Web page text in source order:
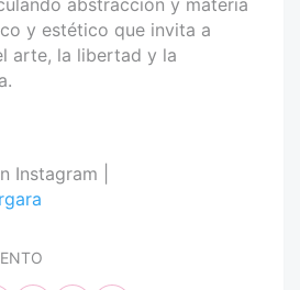
abstracción y materia
y estético que invita a
arte, la libertad y la
Instagram |